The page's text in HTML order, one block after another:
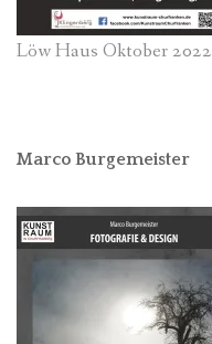
Löw Haus Oktober 2022
Marco Burgemeister